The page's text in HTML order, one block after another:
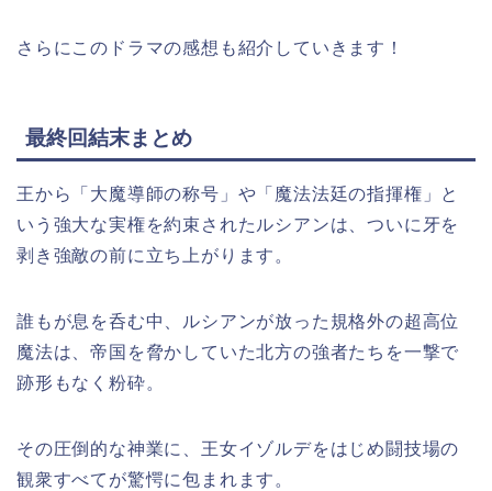
さらにこのドラマの感想も紹介していきます！
最終回結末まとめ
王から「大魔導師の称号」や「魔法法廷の指揮権」と
いう強大な実権を約束されたルシアンは、ついに牙を
剥き強敵の前に立ち上がります。
誰もが息を呑む中、ルシアンが放った規格外の超高位
魔法は、帝国を脅かしていた北方の強者たちを一撃で
跡形もなく粉砕。
その圧倒的な神業に、王女イゾルデをはじめ闘技場の
観衆すべてが驚愕に包まれます。